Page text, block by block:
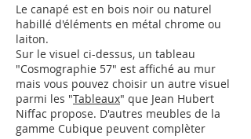
Le canapé est en bois noir ou naturel
habillé d'éléments en métal chrome ou
laiton.
Sur le visuel ci-dessus, un tableau
"Cosmographie 57" est affiché au mur
mais vous pouvez choisir un autre visuel
parmi les "Tableaux" que Jean Hubert
Niffac propose. D'autres meubles de la
gamme Cubique peuvent complèter